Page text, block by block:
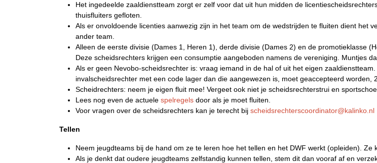
Het ingedeelde zaaldienstteam zorgt er zelf voor dat uit hun midden de
thuisfluiters gefloten.
Als er onvoldoende licenties aanwezig zijn in het team om de wedstrijden te fluiten dient het
ander team.
Alleen de eerste divisie (Dames 1, Heren 1), derde divisie (Dames 2) en de promotieklasse
Deze scheidsrechters krijgen een consumptie aangeboden namens de vereniging. Muntjes
Als er geen Nevobo-scheidsrechter is: vraag iemand in de hal of uit het eigen
invalscheidsrechter met een code lager dan die aangewezen is, moet geaccepteerd worden,
Scheidrechters: neem je eigen fluit mee! Vergeet ook niet je scheidsrechterstrui en
Lees nog even de actuele spelregels door als je moet fluiten.
Voor vragen over de scheidsrechters kan je terecht bij scheidsrechterscoordinator@kalinko.nl
Tellen
Neem jeugdteams bij de hand om ze te leren hoe het tellen en het DWF werkt (opleiden). Ze
Als je denkt dat oudere jeugdteams zelfstandig kunnen tellen, stem dit dan vooraf af en